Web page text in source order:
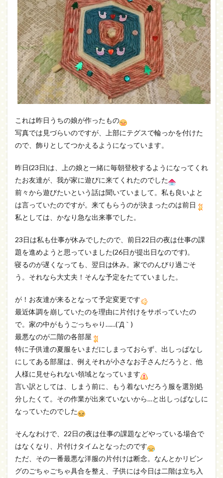
これは昨日うちの娘が作ったもの
写真では見づらいのですが、上部にテグスで輪っかを付けた
ので、飾りとしてつかえるようになっています。
昨日(23日)は、上の娘と一緒に毎朝登校するようになってくれ
たお友達が、我が家に遊びに来てくれたのでした
前々から遊びたいという話は聞いていまして。私も良いよと
は言っていたのですが。来てもらうのが決まったのは前日
私としては、かなり急な出来事でした。
23日は私も仕事が休みでしたので、前日22日の夜は仕事の課
題を進めようと思っていました(26日が提出日なのです)。
寝るのが遅くなっても、翌日は休み。家でのんびり過ごそ
う。それなら大丈夫！そんな予定をたてていました。
が！お友達が来るとなって予定変更です
最近体調を崩していたのを理由に片付けをサボっていたの
で。家の中がもうごっちゃり……(´Д｀)
最悪なのが二階の各部屋
特に子供達の夏服をいまだにしまっておらず、出しっぱなし
にしてある部屋は、例えそれが小さなお子さんだろうと、他
人様に見せられない領域となっています
言い訳としては、しまう前に、もう着ないだろう服を選別処
分したくて。その作業が出来ていないから…と出しっぱなしに
なっていたのでした
そんなわけで、22日の夜は仕事の課題などやっている場合で
はなくなり、片付けタイムとなったのです
ただ、その一番最悪な洋服の片付けは断念。なんとかリビン
グのごちゃごちゃ具合を整え、子供には今日は二階は立ち入